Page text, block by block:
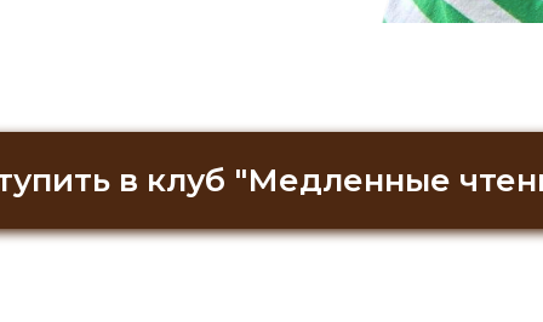
в клуб "Медленные